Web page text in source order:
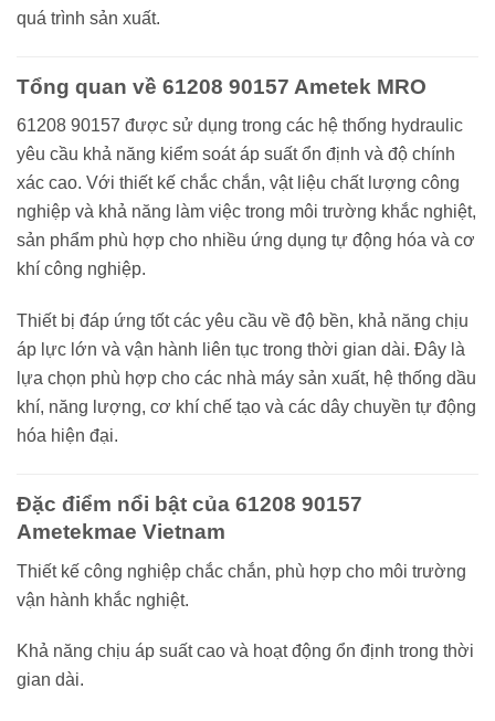
quá trình sản xuất.
Tổng quan về 61208 90157 Ametek MRO
61208 90157 được sử dụng trong các hệ thống hydraulic
yêu cầu khả năng kiểm soát áp suất ổn định và độ chính
xác cao. Với thiết kế chắc chắn, vật liệu chất lượng công
nghiệp và khả năng làm việc trong môi trường khắc nghiệt,
sản phẩm phù hợp cho nhiều ứng dụng tự động hóa và cơ
khí công nghiệp.
Thiết bị đáp ứng tốt các yêu cầu về độ bền, khả năng chịu
áp lực lớn và vận hành liên tục trong thời gian dài. Đây là
lựa chọn phù hợp cho các nhà máy sản xuất, hệ thống dầu
khí, năng lượng, cơ khí chế tạo và các dây chuyền tự động
hóa hiện đại.
Đặc điểm nổi bật của 61208 90157
Ametekmae Vietnam
Thiết kế công nghiệp chắc chắn, phù hợp cho môi trường
vận hành khắc nghiệt.
Khả năng chịu áp suất cao và hoạt động ổn định trong thời
gian dài.